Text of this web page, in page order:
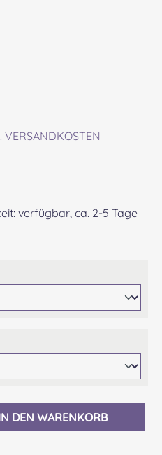
VERSANDKOSTEN
verfügbar, ca. 2-5 Tage
den gewünschten
DEN WARENKORB